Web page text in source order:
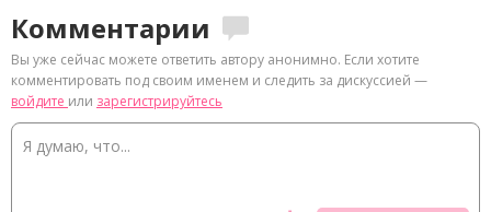
Комментарии
Вы уже сейчас можете ответить автору анонимно. Если хотите
комментировать под своим именем и следить за дискуссией —
войдите или зарегистрируйтесь